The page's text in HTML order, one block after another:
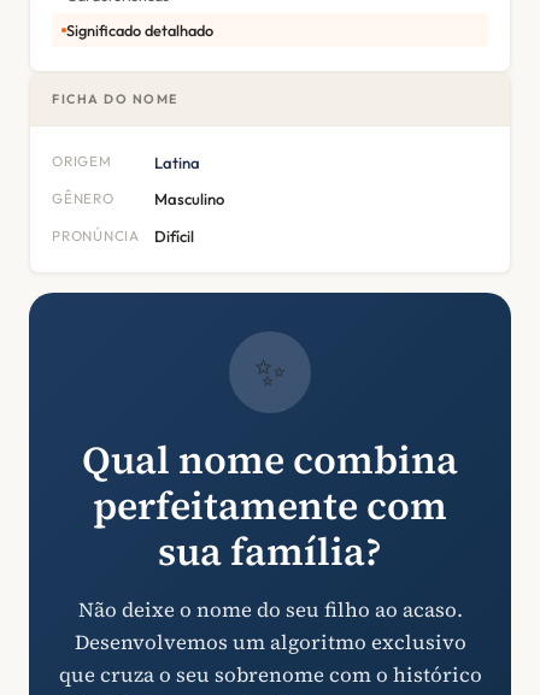
Significado detalhado
FICHA DO NOME
ORIGEM Latina
GÊNERO Masculino
PRONÚNCIA Difícil
✨
Qual nome combina
perfeitamente com
sua família?
Não deixe o nome do seu filho ao acaso.
Desenvolvemos um algoritmo exclusivo
que cruza o seu sobrenome com o histórico